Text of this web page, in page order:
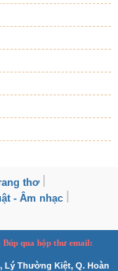
thơ
- Âm nhạc
Búp qua hộp thư email:
Lý Thường Kiệt, Q. Hoàn